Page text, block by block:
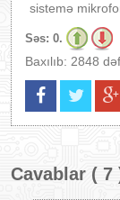
sistemə
Səs: 0.
Baxılıb: 2848
Cavablar ( 7